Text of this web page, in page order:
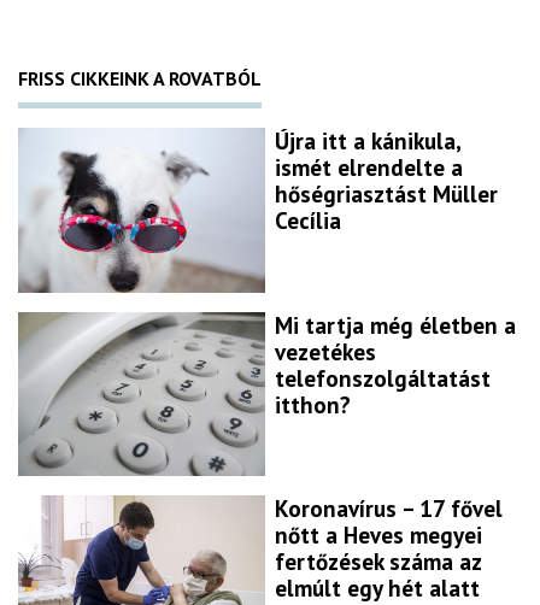
FRISS CIKKEINK A ROVATBÓL
Újra itt a kánikula,
ismét elrendelte a
hőségriasztást Müller
Cecília
Mi tartja még életben a
vezetékes
telefonszolgáltatást
itthon?
Koronavírus – 17 fővel
nőtt a Heves megyei
fertőzések száma az
elmúlt egy hét alatt